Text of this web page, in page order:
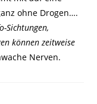
ohne Drogen….
Sichtungen,
können zeitweise
Nerven.